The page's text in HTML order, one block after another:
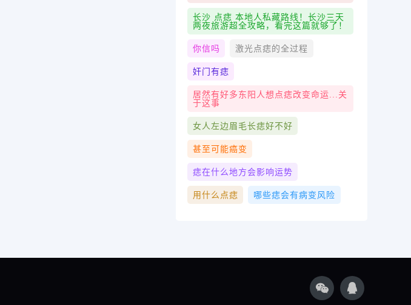
长沙 点痣 本地人私藏路线！长沙三天
两夜旅游超全攻略，看完这篇就够了！
你信吗 激光点痣的全过程
奸门有痣
居然有好多东阳人想点痣改变命运...关
于这事
女人左边眉毛长痣好不好
甚至可能癌变
痣在什么地方会影响运势
用什么点痣 哪些痣会有病变风险